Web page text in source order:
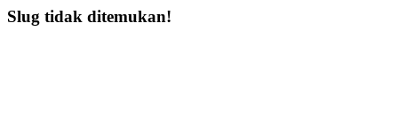
Slug tidak ditemukan!